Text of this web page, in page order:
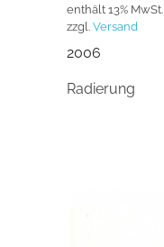
enthält 13% MwSt.
zzgl. Versand
2006
Radierung